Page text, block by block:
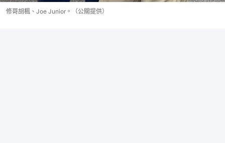
修哥胡楓、Joe Junior。（公關提供）